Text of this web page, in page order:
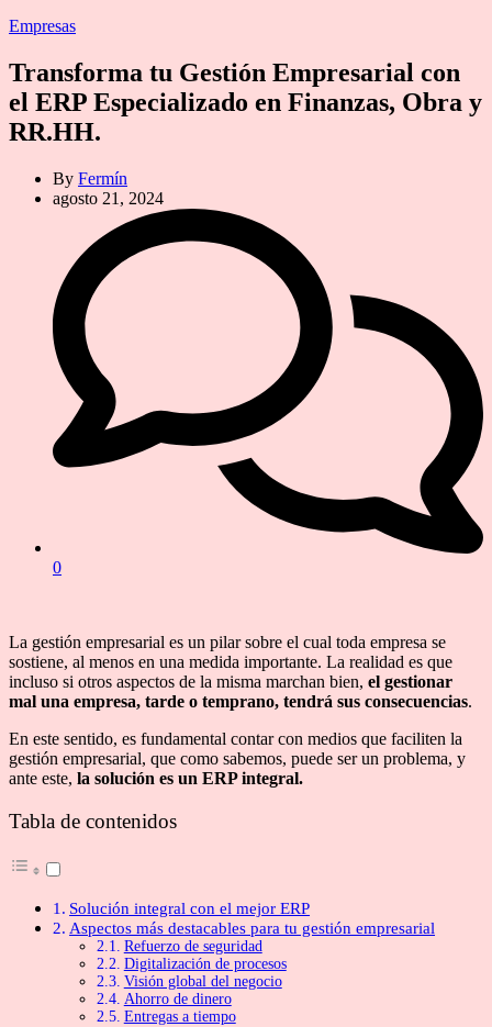
Categories
Empresas
Transforma tu Gestión Empresarial con
el ERP Especializado en Finanzas, Obra y
RR.HH.
By Fermín
agosto 21, 2024
0
La gestión empresarial es un pilar sobre el cual toda empresa se
sostiene, al menos en una medida importante. La realidad es que
incluso si otros aspectos de la misma marchan bien, el gestionar
mal una empresa, tarde o temprano, tendrá sus consecuencias.
En este sentido, es fundamental contar con medios que faciliten la
gestión empresarial, que como sabemos, puede ser un problema, y
ante este, la solución es un ERP integral.
Tabla de contenidos
Solución integral con el mejor ERP
Aspectos más destacables para tu gestión empresarial
Refuerzo de seguridad
Digitalización de procesos
Visión global del negocio
Ahorro de dinero
Entregas a tiempo